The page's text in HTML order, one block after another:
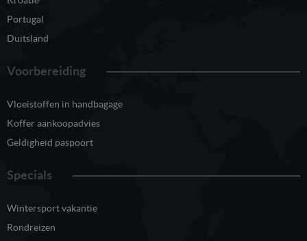
Portugal
Duitsland
Voorbereiding
Vloeistoffen in handbagage
Koffer aankoopadvies
Geldigheid paspoort
Specials
Wintersport vakantie
Rondreizen